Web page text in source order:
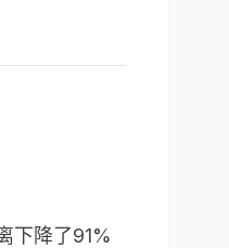
下降了91%